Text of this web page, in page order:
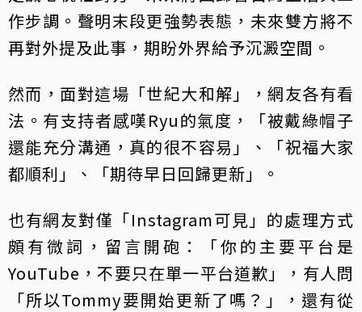
作步調。聲明末段更強勢表態，未來雙方將不
再對外提及此事，期盼外界給予沉澱空間。
然而，面對這場「世紀大和解」，網友各有看
法。有支持者感嘆Ryu的氣度，「被戴綠帽子
還能充分溝通，真的很不容易」、「祝福大家
都順利」、「期待早日回歸更新」。
也有網友對僅「Instagram可見」的處理方式
頗有微詞，留言開砲：「你的主要平台是
YouTube，不要只在單一平台道歉」，有人問
「所以Tommy要開始更新了嗎？」，還有從